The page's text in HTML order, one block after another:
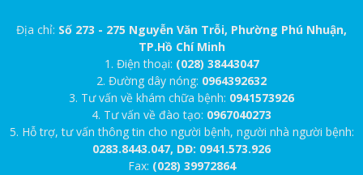
Địa chỉ: Số 273 - 275 Nguyễn Văn Trỗi, Phường Phú Nhuận,
TP.Hồ Chí Minh
1. Điện thoại: (028) 38443047
2. Đường dây nóng: 0964392632
3. Tư vấn về khám chữa bệnh: 0941573926
4. Tư vấn về đào tạo: 0967040273
5. Hỗ trợ, tư vấn thông tin cho người bệnh, người nhà người bệnh:
0283.8443.047, DĐ: 0941.573.926
Fax: (028) 39972864